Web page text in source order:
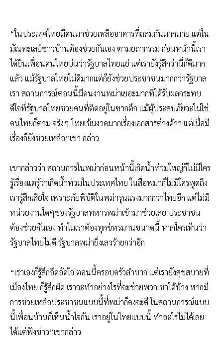
“ในประเทศไทยมีคนมาช่วยเหลืออาคารที่ถล่มกันมากมาย แต่ใน
มัณฑะเลย์ชาวบ้านต้องช่วยกันเอง ตามยถากรรม ก่อนหน้านี้เรา
ได้ยินเพื่อนคนไทยบ่นว่ารัฐบาลไทยแย่ แต่เรายังรู้สึกว่านี่ก็ดีมาก
แล้ว แม้รัฐบาลไทยไม่ดีมากแต่ก็ยังช่วยประชาชนมากกว่ารัฐบาล
เรา สถานการณ์ตอนนี้มีคนงานพม่าเยอะมากที่ได้รับผลกระทบ
ดีใจที่รัฐบาลไทยช่วยคนที่ติดอยู่ในซากตึก แม้ผู้ประสบภัยจะไม่ใช่
คนไทยก็ตาม จริงๆ ไทยเข้มงวดมากเรื่องเอกสารต่างด้าว แต่เมื่อมี
เรื่องก็ยังช่วยเหลือ”เขา กล่าว
เขากล่าวว่า สถานการในพม่าก่อนหน้านี้เกิดน้ำท่วมใหญ่ก็ไม่มีใคร
รู้เรื่องแต่รู้ว่าเกิดน้ำท่วมในประเทศไทย ในสื่อพม่าก็ไม่มีใครพูดถึง
เรารู้สึกเสียใจ เพราะภัยพิบัติในพม่ารุนแรงมากกว่าไทยอีก แต่ไม่มี
หน่วยงานใดๆของรัฐบาลทหารพม่าเข้ามาช่วยเลย ประชาชน
ต้องช่วยกันเอง ทำไมเราต้องทุกข์ทรมานขนาดนี้ หากใครเห็นว่า
รัฐบาลไทยไม่ดี รัฐบาลพม่ายิ่งเลวร้ายกว่าอีก
“เราเองก็รู้สึกอึดอัดใจ ตอนนี้ครอบครัวลำบาก แต่เรายังสุขสบายที่
เมืองไทย ก็รู้สึกผิด เราจะทำอย่างไรที่จะช่วยพวกเขาได้บ้าง หากมี
การช่วยเหลือประชาชนแบบนี้ที่พม่าก็คงจะดี ในสถานการณ์แบบ
นี้เพื่อนบ้านก็เห็นน้ำใจกัน เราอยู่ในไทยแบบนี้ ทำอะไรไม่ได้เลย
ได้แต่ฟังข่าว”เขากล่าว